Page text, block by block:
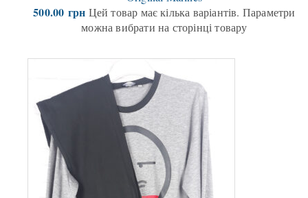
500.00 грн Цей товар має кілька варіантів. Параметри
можна вибрати на сторінці товару